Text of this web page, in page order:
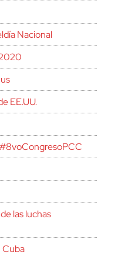
Nacional
EE.UU.
las luchas
Cuba